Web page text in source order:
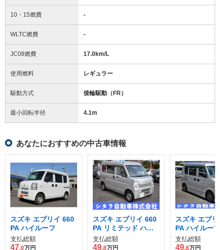
10・15燃費 -
WLTC燃費 -
JC08燃費 17.0km/L
使用燃料 レギュラー
駆動方式 後輪駆動（FR）
最小回転半径 4.1m
あなたにおすすめの中古車情報
スズキ エブリイ 660
PA ハイルーフ
支払総額
47.0万円
スズキ エブリイ 660
PA リミテッド ハイ
ルーフ
支払総額
49.8万円
スズキ エブ
PA ハイルーフ
支払総額
49.8万円